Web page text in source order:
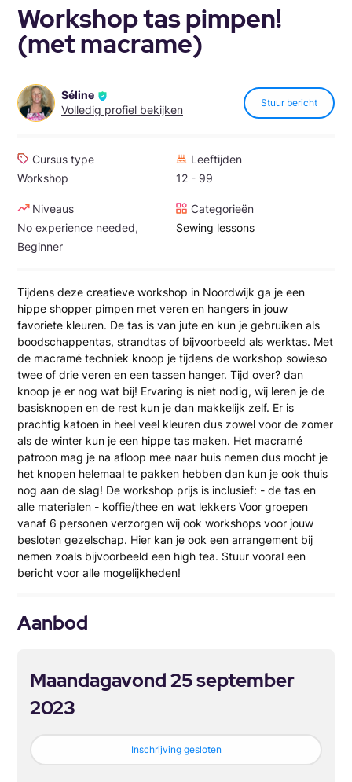
Workshop tas pimpen!
(met macrame)
Séline
Volledig profiel bekijken
Stuur bericht
Cursus type
Workshop
Leeftijden
12 - 99
Niveaus
No experience needed,
Beginner
Categorieën
Sewing lessons
Tijdens deze creatieve workshop in Noordwijk ga je een
hippe shopper pimpen met veren en hangers in jouw
favoriete kleuren. De tas is van jute en kun je gebruiken als
boodschappentas, strandtas of bijvoorbeeld als werktas. Met
de macramé techniek knoop je tijdens de workshop sowieso
twee of drie veren en een tassen hanger. Tijd over? dan
knoop je er nog wat bij! Ervaring is niet nodig, wij leren je de
basisknopen en de rest kun je dan makkelijk zelf. Er is
prachtig katoen in heel veel kleuren dus zowel voor de zomer
als de winter kun je een hippe tas maken. Het macramé
patroon mag je na afloop mee naar huis nemen dus mocht je
het knopen helemaal te pakken hebben dan kun je ook thuis
nog aan de slag! De workshop prijs is inclusief: - de tas en
alle materialen - koffie/thee en wat lekkers Voor groepen
vanaf 6 personen verzorgen wij ook workshops voor jouw
besloten gezelschap. Hier kan je ook een arrangement bij
nemen zoals bijvoorbeeld een high tea. Stuur vooral een
bericht voor alle mogelijkheden!
Aanbod
Maandagavond 25 september
2023
Inschrijving gesloten